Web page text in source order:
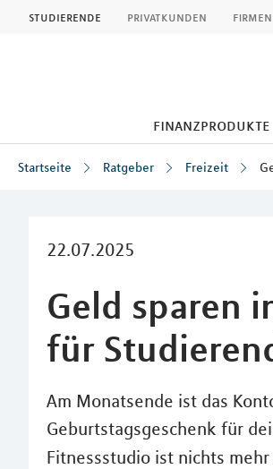
studierende privatkunden
finanzprodukte
Startseite Ratgeber Freizeit
22.07.2025
Geld sparen
für
Am Monatsende ist das
Geburtstagsgeschenk für
Fitnessstudio ist nichts